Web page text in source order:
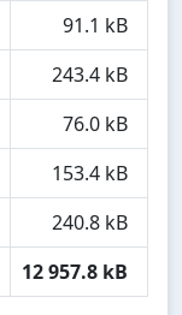
91.1 kB
243.4 kB
76.0 kB
153.4 kB
240.8 kB
12 957.8 kB